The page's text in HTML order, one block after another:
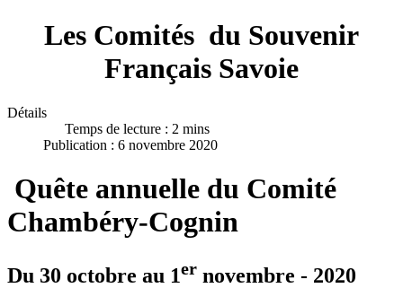
Les Comités du Souvenir
Français Savoie
Détails
Temps de lecture : 2 mins
Publication : 6 novembre 2020
Quête annuelle du Comité
Chambéry-Cognin
Du 30 octobre au 1er novembre - 2020